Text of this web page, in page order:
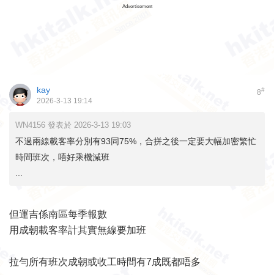
Advertisement
8#
kay
2026-3-13 19:14
WN4156 發表於 2026-3-13 19:03
不過兩線載客率分別有93同75%，合拼之後一定要大幅加密繁忙
時間班次，唔好乘機減班
但運吉係南區每季報數
用成朝載客率計其實無線要加班
拉勻所有班次成朝或收工時間有7成既都唔多